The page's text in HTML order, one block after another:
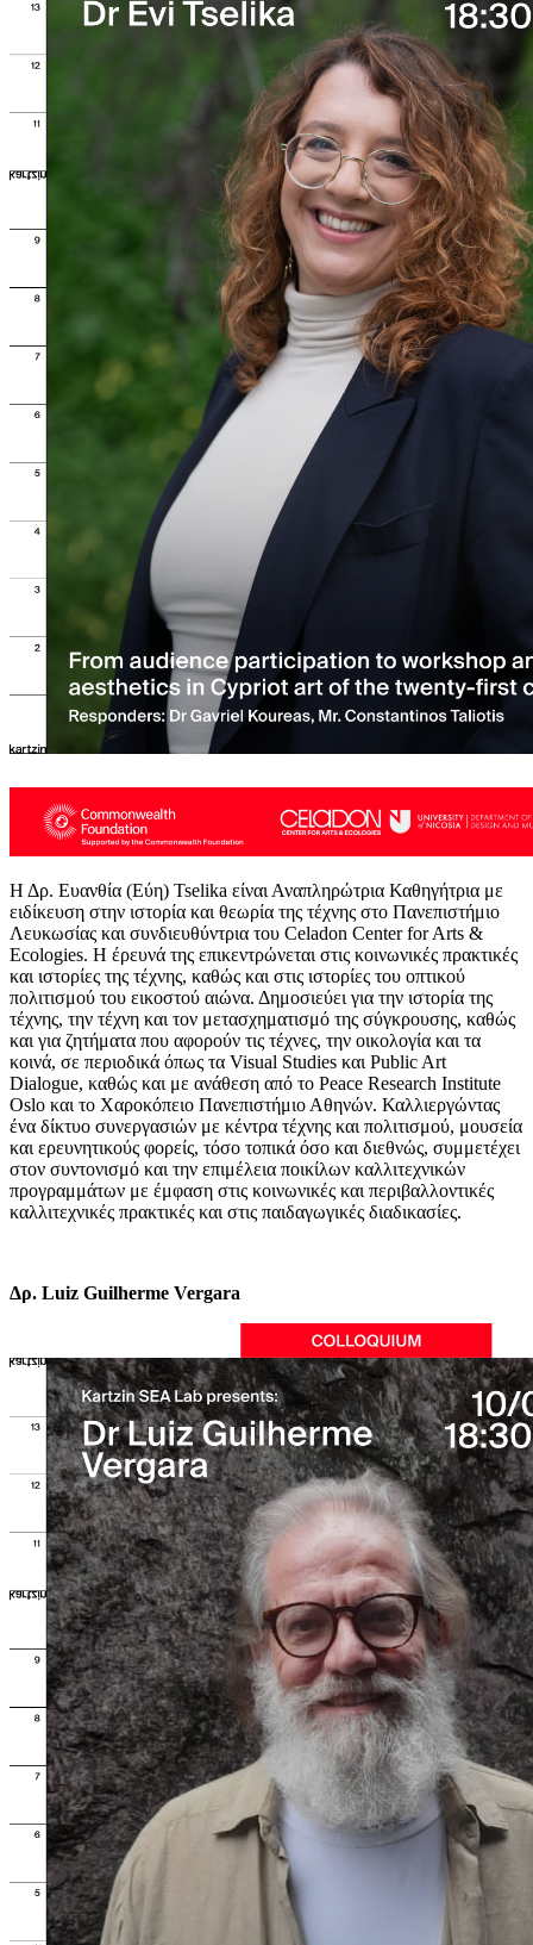
Η Δρ. Ευανθία (Εύη) Tselika είναι Αναπληρώτρια Καθηγήτρια με
ειδίκευση στην ιστορία και θεωρία της τέχνης στο Πανεπιστήμιο
Λευκωσίας και συνδιευθύντρια του Celadon Center for Arts &
Ecologies. Η έρευνά της επικεντρώνεται στις κοινωνικές πρακτικές
και ιστορίες της τέχνης, καθώς και στις ιστορίες του οπτικού
πολιτισμού του εικοστού αιώνα. Δημοσιεύει για την ιστορία της
τέχνης, την τέχνη και τον μετασχηματισμό της σύγκρουσης, καθώς
και για ζητήματα που αφορούν τις τέχνες, την οικολογία και τα
κοινά, σε περιοδικά όπως τα Visual Studies και Public Art
Dialogue, καθώς και με ανάθεση από το Peace Research Institute
Oslo και το Χαροκόπειο Πανεπιστήμιο Αθηνών. Καλλιεργώντας
ένα δίκτυο συνεργασιών με κέντρα τέχνης και πολιτισμού, μουσεία
και ερευνητικούς φορείς, τόσο τοπικά όσο και διεθνώς, συμμετέχει
στον συντονισμό και την επιμέλεια ποικίλων καλλιτεχνικών
προγραμμάτων με έμφαση στις κοινωνικές και περιβαλλοντικές
καλλιτεχνικές πρακτικές και στις παιδαγωγικές διαδικασίες.
Δρ. Luiz Guilherme Vergara